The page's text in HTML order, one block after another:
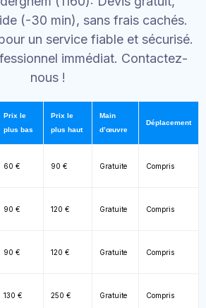
(-30 min), sans frais cachés.
un service fiable et sécurisé.
immédiat. Contactez-
nous !
Prix le
plus bas
Prix le
plus haut
Main
d’œuvre
Déplacement
60 € 90 € Gratuite Compris
90 € 120 € Gratuite Compris
90 € 120 € Gratuite Compris
130 € 250 € Gratuite Compris